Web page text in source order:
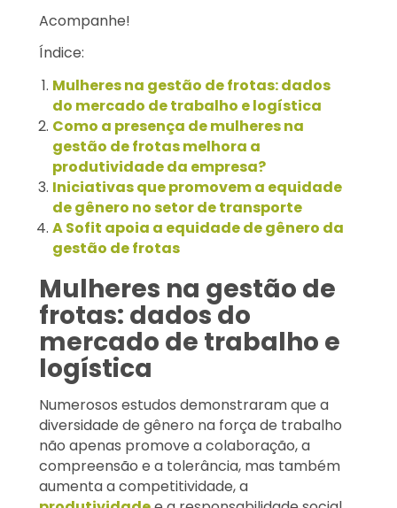
Acompanhe!
Índice:
Mulheres na gestão de frotas: dados
do mercado de trabalho e logística
Como a presença de mulheres na
gestão de frotas melhora a
produtividade da empresa?
Iniciativas que promovem a equidade
de gênero no setor de transporte
A Sofit apoia a equidade de gênero da
gestão de frotas
Mulheres na gestão de
frotas: dados do
mercado de trabalho e
logística
Numerosos estudos demonstraram que a
diversidade de gênero na força de trabalho
não apenas promove a colaboração, a
compreensão e a tolerância, mas também
aumenta a competitividade, a